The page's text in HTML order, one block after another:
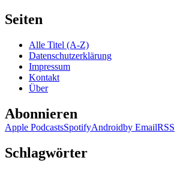
Seiten
Alle Titel (A-Z)
Datenschutzerklärung
Impressum
Kontakt
Über
Abonnieren
Apple PodcastsSpotifyAndroidby EmailRSS
Schlagwörter